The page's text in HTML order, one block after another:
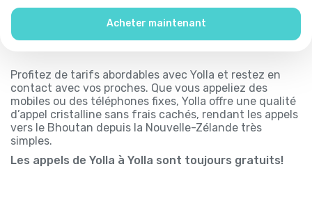
Acheter maintenant
Profitez de tarifs abordables avec Yolla et restez en
contact avec vos proches. Que vous appeliez des
mobiles ou des téléphones fixes, Yolla offre une qualité
d’appel cristalline sans frais cachés, rendant les appels
vers le Bhoutan depuis la Nouvelle-Zélande très
simples.
Les appels de Yolla à Yolla sont toujours gratuits!